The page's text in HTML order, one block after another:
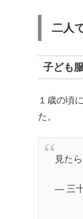
二人
子ども
１歳の頃
た。
見た
— 三